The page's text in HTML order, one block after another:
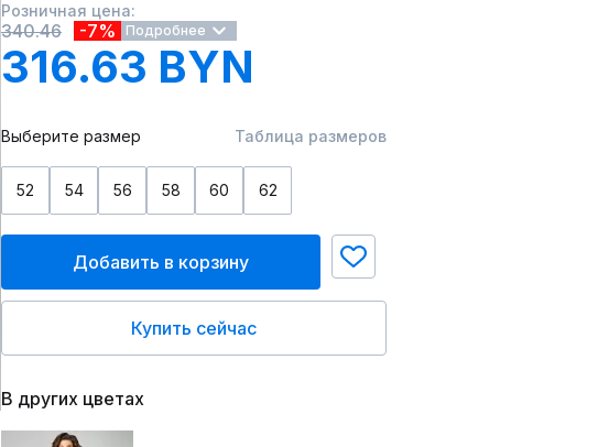
Розничная цена:
340.46 -7% Подробнее
316.63 BYN
Выберите размер Таблица размеров
52 54 56 58 60 62
Добавить в корзину
Купить сейчас
В других цветах